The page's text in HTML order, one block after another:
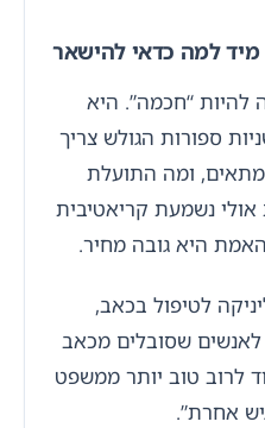
למה כדאי להישאר
“חכמה”. היא
ספורות הגולש צריך
מתאים, ומה התועלת
נשמעת קריאטיבית
היא גובה מחיר.
לטיפול בכאב,
שסובלים מכאב
לרוב טוב יותר ממשפט
אחרת”.